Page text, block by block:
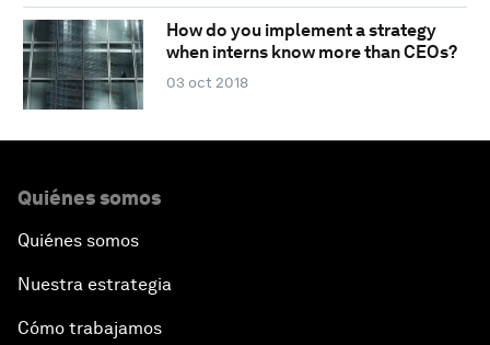
How do you implement a strategy
when interns know more than CEOs?
03 oct 2018
Quiénes somos
Quiénes somos
Nuestra estrategia
Cómo trabajamos